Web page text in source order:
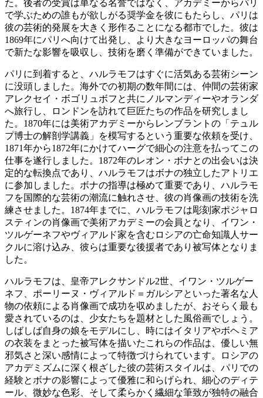
た。後者の受賞は単なる名誉ではなく、アカデミーからパリ
で学ぶための誰もが欲しがる奨学金を彼にもたらし、パリは
彼の芸術的発展を大きく形作ることになる都市でした。彼は
1869年にパリへ向けて出発し、より大きなヨーロッパの舞台
で新たな影響を吸収し、技術を磨く準備ができていました。
パリに到着すると、ハルラモフはすぐに活気ある芸術シーン
に没頭しました。海外での初期の数年間には、仲間の芸術家
アレクセイ・ボゴリュボフと共にノルマンディーやオランダ
へ旅行し、ロンドンを訪れて巨匠たちの作品を研究しまし
た。1870年には美術アカデミーからレンブラントの「テュル
プ博士の解剖学講義」を模写するという重要な依頼を受け、
1871年から1872年にかけてハーグで細心の注意を払ってこの
仕事を遂行しました。1872年のレオン・ボナとの出会いは決
定的な転換点であり、ハルラモフはボナの独立したアトリエ
に参加しました。ボナの指導は極めて重要であり、ハルラモ
フを国際的な芸術の潮流に触れさせ、彼の肖像画の技術を洗
練させました。1874年までに、ハルラモフは彫刻家ポジャロ
スティンの肖像画で美術アカデミーの会員となり、イワン・
ツルゲーネフやヴィアルド家を含むロシアの亡命知識人サー
クルに溶け込み、彼らは重要な後援者であり被写体となりま
した。
ハルラモフは、皇帝アレクサンドル2世、イワン・ツルゲー
ネフ、ポーリーヌ・ヴィアルド＝ガルシアといった著名な人
物の依頼による肖像画で成功を収めましたが、おそらく最も
愛されているのは、少女たちを題材とした風俗画でしょう。
しばしば自身の娘をモデルにし、時にはイタリアやボヘミア
の衣装をまとった被写体を描いたこれらの作品は、優しい無
邪気さと深い感情によって特徴づけられています。ロシアの
アカデミズムに深く根ざした彼の芸術スタイルは、パリでの
経験とボナの影響によって優雅に和らげられ、細心のディテ
ール、微妙な色彩、そして柔らかく繊細な筆致が独特の融合